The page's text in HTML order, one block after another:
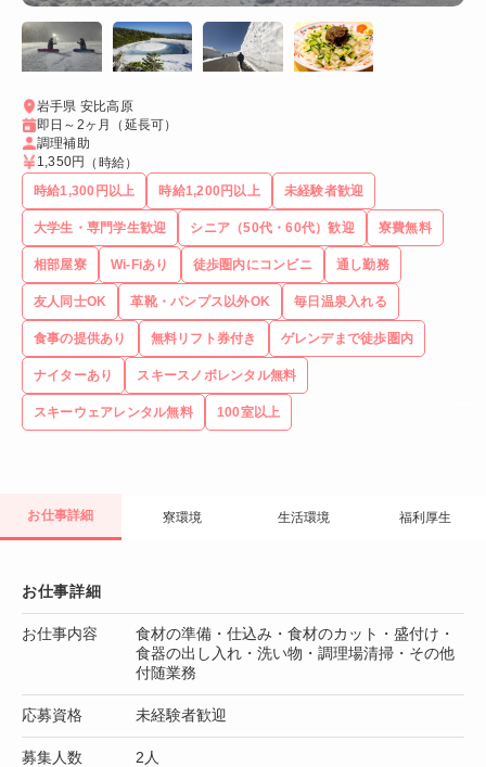
岩手県 安比高原
即日～2ヶ月（延長可）
調理補助
1,350円
（時給）
時給1,300円以上
時給1,200円以上 未経験者歓迎
大学生・専門学生歓迎 シニア（50代・60代）歓迎 寮費無料
相部屋寮 Wi-Fiあり 徒歩圏内にコンビニ 通し勤務
友人同士OK 革靴・パンプス以外OK 毎日温泉入れる
食事の提供あり 無料リフト券付き ゲレンデまで徒歩圏内
ナイターあり スキースノボレンタル無料
スキーウェアレンタル無料 100室以上
お仕事詳細 寮環境 生活環境 福利厚生
お仕事詳細
お仕事内容
食材の準備・仕込み・食材のカット・盛付け・
食器の出し入れ・洗い物・調理場清掃・その他
付随業務
応募資格 未経験者歓迎
募集人数 2人